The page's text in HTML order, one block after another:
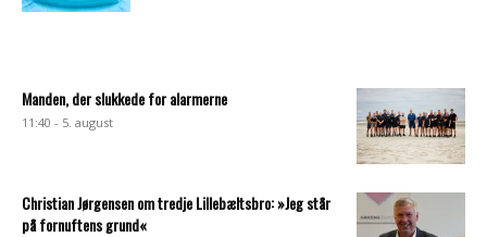
Manden, der slukkede for alarmerne
11:40 - 5. august
Christian Jørgensen om tredje Lillebæltsbro: »Jeg står
på fornuftens grund«